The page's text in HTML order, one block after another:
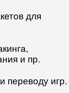
для
и пр.
переводу игр.